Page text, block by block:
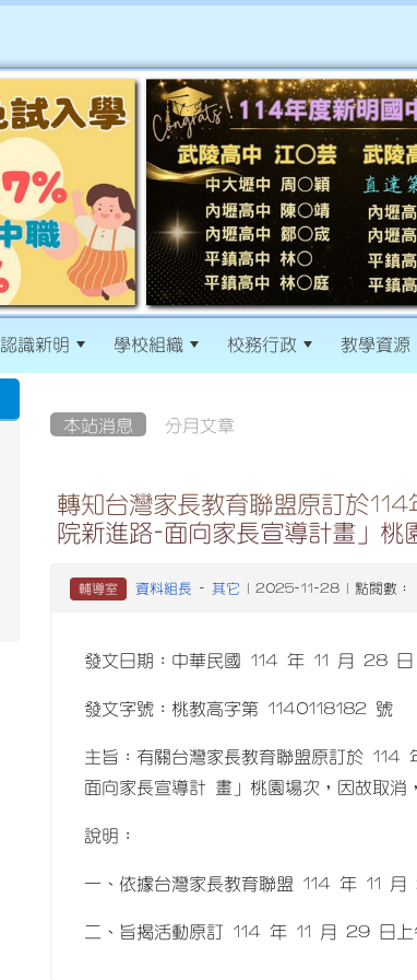
認識新明 學校組織 校務行政 教學資源
本站消息 分月文章
轉知台灣家長教育聯盟原訂於
院新進路-面向家長宣導計畫」桃
輔導室 資料組長 - 其它 | 2025-11-28 | 點閱數：
發文日期：中華民國 114 年 11 月 28 日
發文字號：桃教高字第 1140118182 號
主旨：有關台灣家長教育聯盟原訂於
面向家長宣導計 畫」桃園場次，因故取消
說明：
一、依據台灣家長教育聯盟 114 年 11
二、旨揭活動原訂 114 年 11 月 29 日上